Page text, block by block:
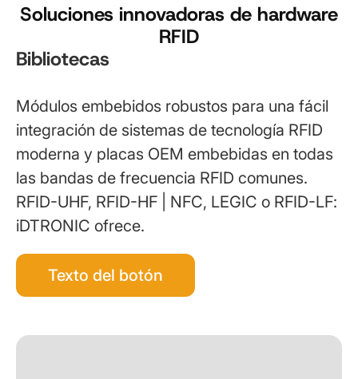
Soluciones innovadoras de hardware
RFID
Bibliotecas
Módulos embebidos robustos para una fácil
integración de sistemas de tecnología RFID
moderna y placas OEM embebidas en todas
las bandas de frecuencia RFID comunes.
RFID-UHF, RFID-HF | NFC, LEGIC o RFID-LF:
iDTRONIC ofrece.
Texto del botón